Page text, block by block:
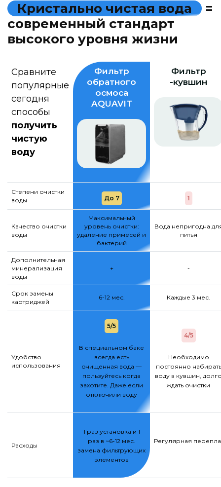
Кристально чистая вода
=
современный стандарт
высокого уровня жизни
Сравните
популярные
сегодня
способы
получить
чистую
воду
Фильтр
обратного
осмоса
AQUAVIT
Фильтр
-кувшин
Степени очистки
воды
До 7 1
Качество очистки
воды
Максимальный
уровень очистки:
удаление примесей и
бактерий
Вода непригодна
питья
Дополнительная
минерализация
воды
+ -
Срок замены
картриджей
6-12 мес. Каждые 3 мес.
Удобство
использования
5/5
В специальном баке
всегда есть
очищенная вода —
пользуйтесь когда
захотите. Даже если
отключили воду
4/5
Необходимо
постоянно набирать
воду в кувшин,
ждать очистки
Расходы
1 раз установка и 1
раз в ~6-12 мес.
замена фильтрующих
элементов
Регулярная